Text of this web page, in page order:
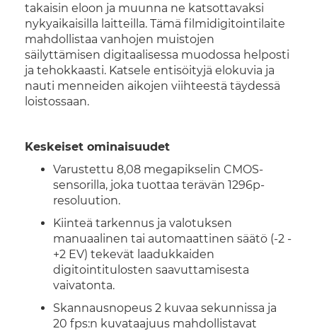
takaisin eloon ja muunna ne katsottavaksi
nykyaikaisilla laitteilla. Tämä filmidigitointilaite
mahdollistaa vanhojen muistojen
säilyttämisen digitaalisessa muodossa helposti
ja tehokkaasti. Katsele entisöityjä elokuvia ja
nauti menneiden aikojen viihteestä täydessä
loistossaan.
Keskeiset ominaisuudet
Varustettu 8,08 megapikselin CMOS-
sensorilla, joka tuottaa terävän 1296p-
resoluution.
Kiinteä tarkennus ja valotuksen
manuaalinen tai automaattinen säätö (-2 -
+2 EV) tekevät laadukkaiden
digitointitulosten saavuttamisesta
vaivatonta.
Skannausnopeus 2 kuvaa sekunnissa ja
20 fps:n kuvataajuus mahdollistavat